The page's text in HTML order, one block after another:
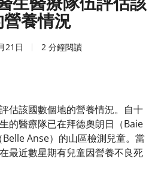
營養情況
21日 2 分鐘閱讀
估該國數個地的營養情況。自十
的醫療隊已在拜德奧朗日（Baie
Anse）的山區檢測兒童。當
最近數星期有兒童因營養不良死